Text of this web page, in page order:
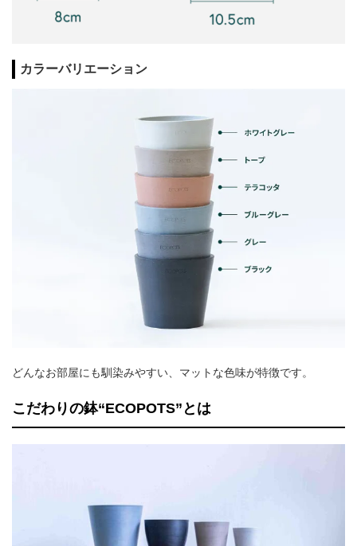
カラーバリエーション
どんなお部屋にも馴染みやすい、マットな色味が特徴です。
こだわりの鉢“ECOPOTS”とは